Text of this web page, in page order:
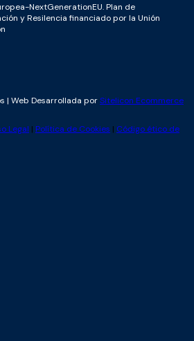
NextGenerationEU. Plan de
y Resilencia financiado por la Unión
| Web Desarrollada porSitelicon Ecommerce
Legal | Política de Cookies | Código ético de